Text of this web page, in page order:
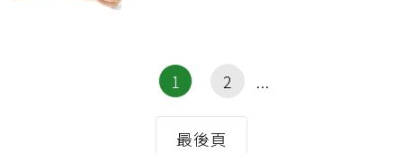
1 2
最後頁